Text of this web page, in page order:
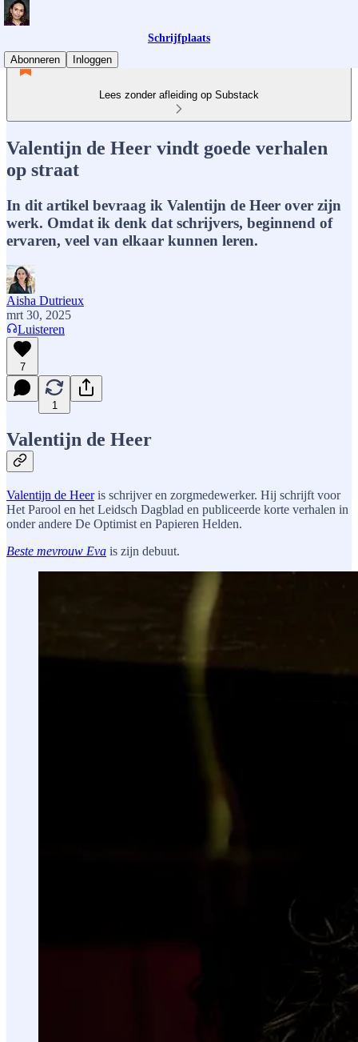
Schrijfplaats
Abonneren
Inloggen
Lees zonder afleiding op Substack
Valentijn de Heer vindt goede verhalen
op straat
In dit artikel bevraag ik Valentijn de Heer over zijn
werk. Omdat ik denk dat schrijvers, beginnend of
ervaren, veel van elkaar kunnen leren.
Aisha Dutrieux
mrt 30, 2025
Luisteren
7
1
Valentijn de Heer
Valentijn de Heeris schrijver en zorgmedewerker. Hij schrijft voor
Het Parool en het Leidsch Dagblad en publiceerde korte verhalen in
onder andere De Optimist en Papieren Helden.
Beste mevrouw Eva is zijn debuut.